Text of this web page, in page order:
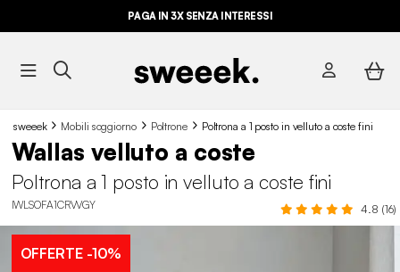
PAGA IN 3X SENZA INTERESSI
sweeek Mobili soggiorno Poltrone Poltrona a 1 posto in velluto a coste fini
Wallas velluto a coste
Poltrona a 1 posto in velluto a coste fini
IWLSOFA1CRVVGY 4.8 (16)
OFFERTE-10%